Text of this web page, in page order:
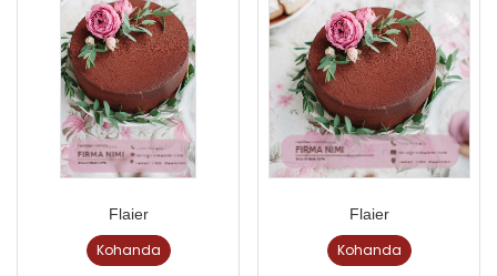
Flaier
Kohanda
Flaier
Kohanda